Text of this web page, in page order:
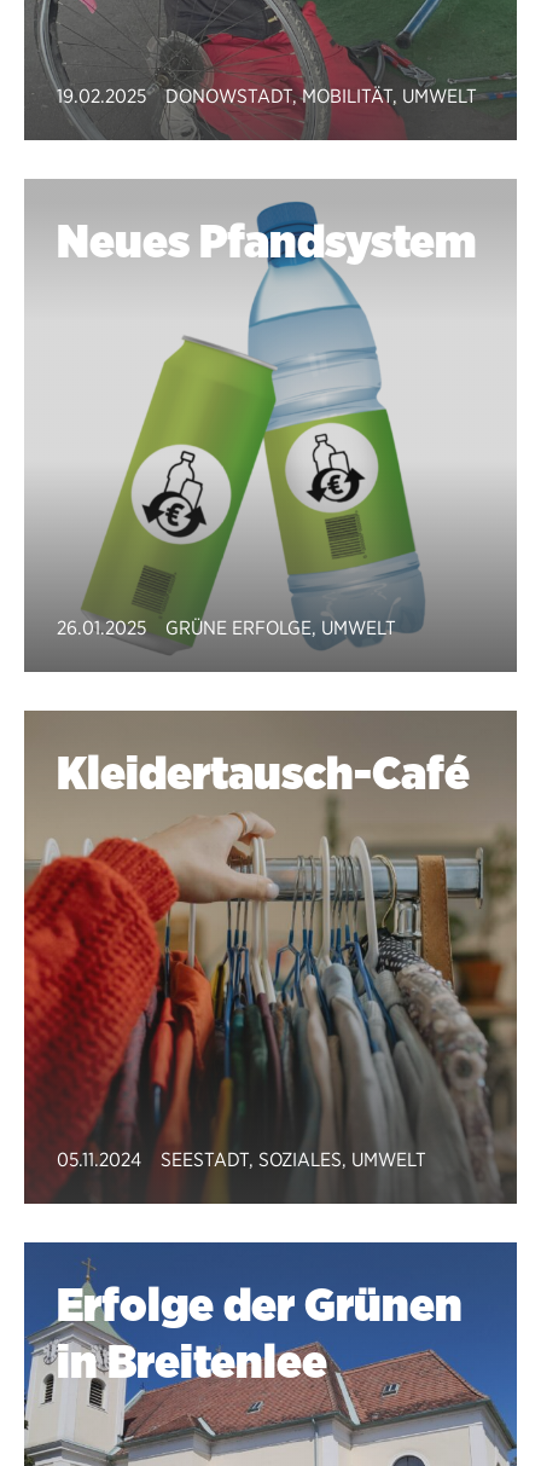
19.02.2025 DONOWSTADT,MOBILITÄT, UMWELT
Neues Pfandsystem
26.01.2025 GRÜNE ERFOLGE, UMWELT
Kleidertausch-Café
05.11.2024 SEESTADT, SOZIALES, UMWELT
Erfolge der Grünen
in Breitenlee